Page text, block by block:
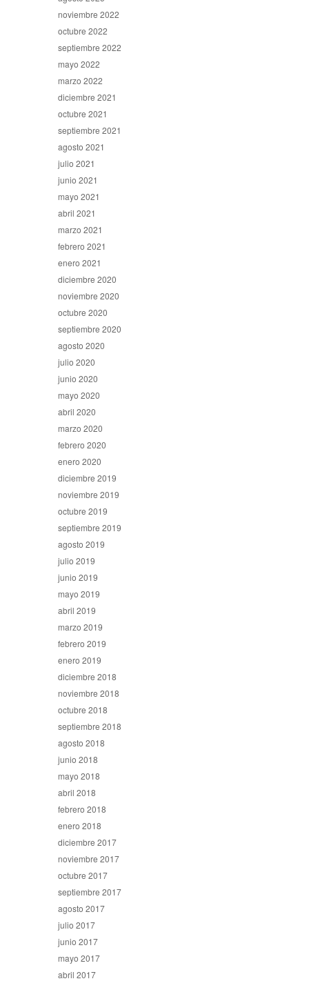
noviembre 2022
octubre 2022
septiembre 2022
mayo 2022
marzo 2022
diciembre 2021
octubre 2021
septiembre 2021
agosto 2021
julio 2021
junio 2021
mayo 2021
abril 2021
marzo 2021
febrero 2021
enero 2021
diciembre 2020
noviembre 2020
octubre 2020
septiembre 2020
agosto 2020
julio 2020
junio 2020
mayo 2020
abril 2020
marzo 2020
febrero 2020
enero 2020
diciembre 2019
noviembre 2019
octubre 2019
septiembre 2019
agosto 2019
julio 2019
junio 2019
mayo 2019
abril 2019
marzo 2019
febrero 2019
enero 2019
diciembre 2018
noviembre 2018
octubre 2018
septiembre 2018
agosto 2018
junio 2018
mayo 2018
abril 2018
febrero 2018
enero 2018
diciembre 2017
noviembre 2017
octubre 2017
septiembre 2017
agosto 2017
julio 2017
junio 2017
mayo 2017
abril 2017